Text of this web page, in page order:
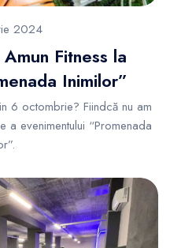
2024
Fitness la
Inimilor”
6 octombrie? Fiindcă nu am
evenimentului “Promenada